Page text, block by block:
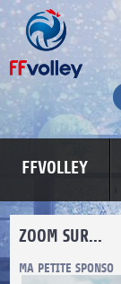
FFVOLLEY
ZOOM SUR...
MA PETITE SPONSO